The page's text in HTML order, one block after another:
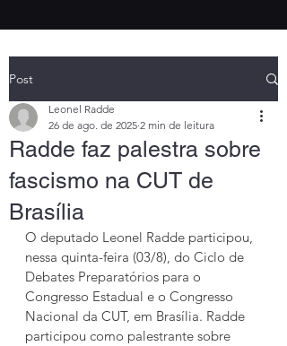
Post
Radde faz palestra sobre
fascismo na CUT de
Brasília
Leonel Radde
26 de ago. de 2025 2 min de leitura
O deputado Leonel Radde participou,
nessa quinta-feira (03/8), do Ciclo de
Debates Preparatórios para o
Congresso Estadual e o Congresso
Nacional da CUT, em Brasília. Radde
participou como palestrante sobre